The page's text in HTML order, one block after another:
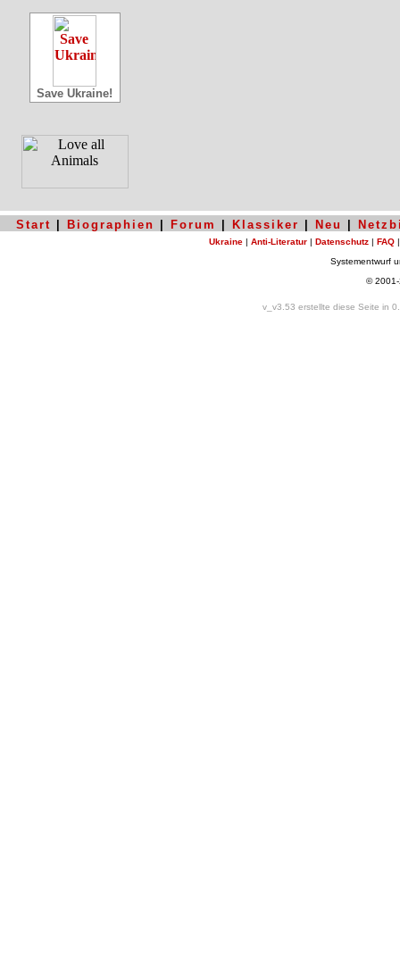
Save Ukraine!
Start Biographien Forum Klassiker Neu
Ukraine | Anti-Literatur | Datenschutz | FAQ
Systementwurf
©
v_v3.53 erstellte diese Seite in